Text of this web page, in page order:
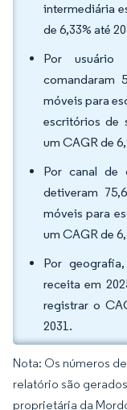
intermediária
de 6,33% até
Por usuário
comandaram
móveis para
escritórios de
um CAGR de
Por canal de
detiveram
móveis para
um CAGR de
Por
receita em
registrar o
2031.
Nota: Os números
relatório são
proprietária da